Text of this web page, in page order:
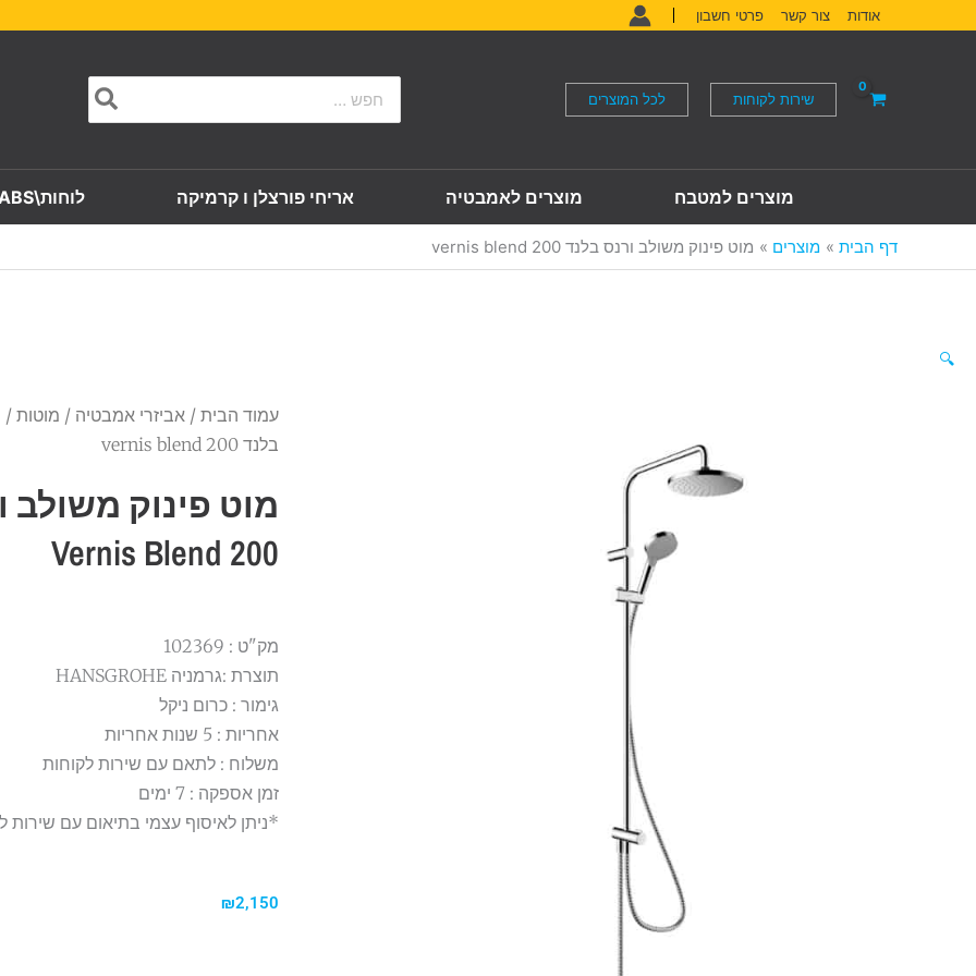
לתוכן
אודות צור קשר פרטי חשבון
שירות לקוחות לכל המוצרים
for:
מוצרים למטבח מוצרים לאמבטיה אריחי פורצלן ו קרמיקה לוחות\SLABS
דף הבית מוצרים מוט פינוק משולב ורנס בלנד 200 vernis blend
🔍
עמוד הבית / אביזרי אמבטיה / מוטות /
בלנד 200 vernis blend
מוט פינוק משולב
200 Vernis Blend
מק"ט : 102369
תוצרת :גרמניה HANSGROHE
גימור : כרום ניקל
אחריות : 5 שנות אחריות
משלוח : לתאם עם שירות לקוחות
זמן אספקה : 7 ימים
*ניתן לאיסוף עצמי בתיאום עם שירות
₪2,150